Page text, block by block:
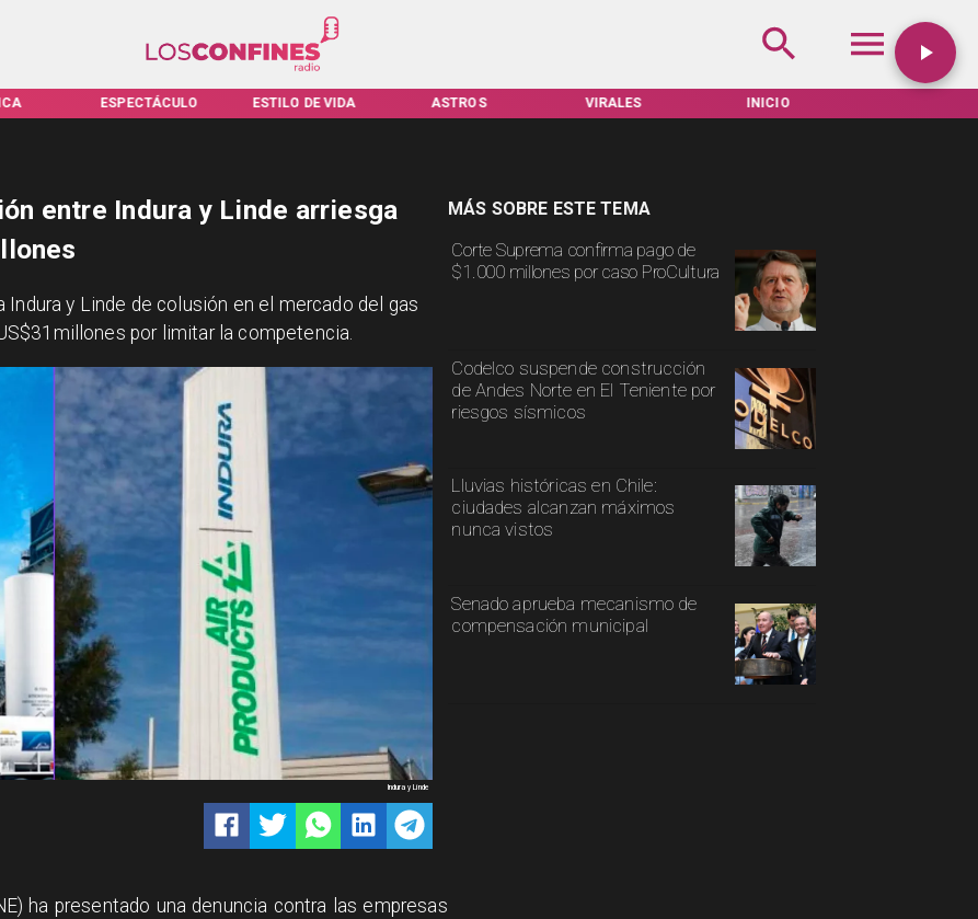
ESPECTÁCULO ESTILO DE VIDA ASTROS VIRALES INICIO
Indura y Linde
Corte Suprema confirma pago de
$1.000 millones por caso ProCultura
Codelco suspende construcción
de Andes Norte en El Teniente por
riesgos sísmicos
Lluvias históricas en Chile:
ciudades alcanzan máximos
nunca vistos
Senado aprueba mecanismo de
compensación municipal
MÁS SOBRE ESTE TEMA
entre Indura y Linde arriesga
y Linde de colusión en el mercado del gas
por limitar la competencia.
ha presentado una denuncia contra las empresas